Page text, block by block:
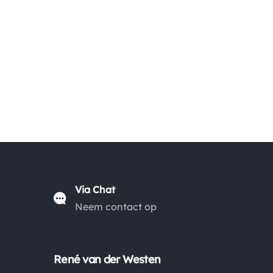
Kies je voor afhalen bij een pakketpunt maar wordt
dagen. De retourkosten bedragen € 6.75 en zijn voor
Via Chat
Neem contact op
René van der Westen